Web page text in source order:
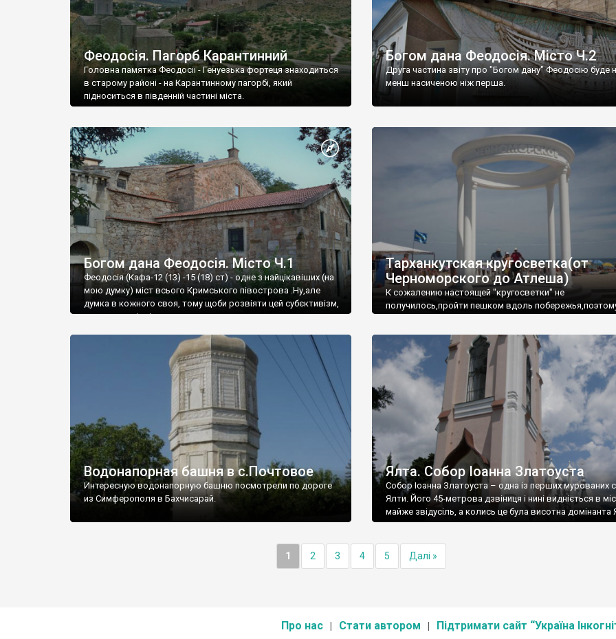
Феодосія. Пагорб Карантинний
Головна памятка Феодосії - Генуезька фортеця знаходиться
в старому районі - на Карантинному пагорбі, який
підноситься в південній частині міста.
Богом дана Феодосія. Місто Ч.2
Друга частина звіту про "Богом дану" Феодосію буде
менш насиченою ніж перша.
Богом дана Феодосія. Місто Ч.1
Феодосія (Кафа-12 (13) -15 (18) ст) - одне з найцікавіших (на
мою думку) міст всього Кримського півострова .Ну,але
думка в кожного своя, тому щоби розвіяти цей субєктивізм,
запрошую відвідати це
Тарханкутская кругосветка(от
Черноморского до Атлеша)
К сожалению настоящей "кругосветки" не
получилось,пройти пешком вдоль
Водонапорная башня в с.Почтовое
Интересную водонапорную башню посмотрели по дороге
из Симферополя в Бахчисарай.
Ялта. Собор Іоанна Златоуста
Собор Іоанна Златоуста – одна із перших мурованих
Ялти. Його 45-метрова дзвіниця і нині видніється в
майже звідусіль, а колись це була висотна домінанта
1 2 3 4 5 Далі »
Про нас Стати автором Підтримати сайт “Україна